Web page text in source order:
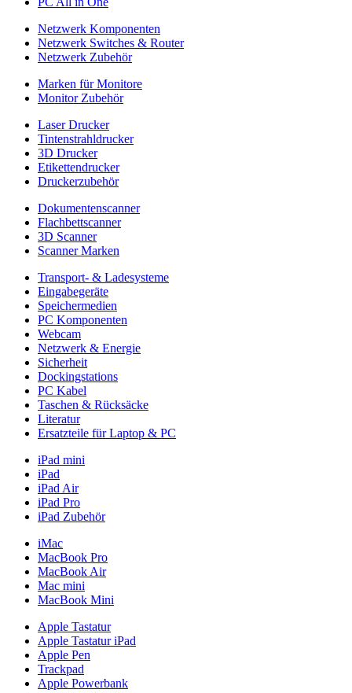
Netzwerk Komponenten
Netzwerk Switches & Router
Netzwerk Zubehör
Marken für Monitore
Monitor Zubehör
Laser Drucker
Tintenstrahldrucker
3D Drucker
Etikettendrucker
Druckerzubehör
Dokumentenscanner
Flachbettscanner
3D Scanner
Scanner Marken
Transport- & Ladesysteme
Eingabegeräte
Speichermedien
PC Komponenten
Webcam
Netzwerk & Energie
Sicherheit
Dockingstations
PC Kabel
Taschen & Rücksäcke
Literatur
Ersatzteile für Laptop & PC
iPad mini
iPad
iPad Air
iPad Pro
iPad Zubehör
iMac
MacBook Pro
MacBook Air
Mac mini
MacBook Mini
Apple Tastatur
Apple Tastatur iPad
Apple Pen
Trackpad
Apple Powerbank